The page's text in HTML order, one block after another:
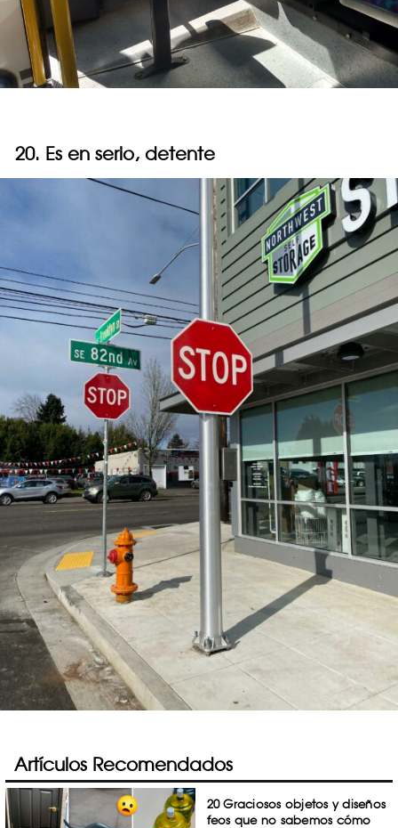
20. Es en serio, detente
Artículos Recomendados
20 Graciosos objetos y diseños
feos que no sabemos cómo